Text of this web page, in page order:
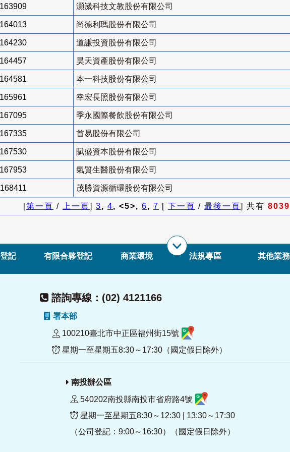
灝崴科技文教股份有限公司
尚德利瑪股份有限公司
道謙投資股份有限公司
昊天資產股份有限公司
本一科技股份有限公司
幸宏長照股份有限公司
季永國際餐飲股份有限公司
首易股份有限公司
賦盛資本股份有限公司
氣質生醫股份有限公司
茂勝資源循環股份有限公司
[第一頁 / 上一頁] 3, 4, <5>, 6, 7 [ 下一頁 / 最後一頁] 共有 8039
記 有限合夥登記 商業環境 法規專區 其他業務
諮詢專線：(02) 4121166
署本部
100210臺北市中正區福州街15號
星期一至星期五8:30～17:30（國定假日除外）
南投辦公區
540202南投縣南投市省府路4號
星期一至星期五8:30～12:30 | 13:30～17:30
（公司登記：9:00～16:30）（國定假日除外）